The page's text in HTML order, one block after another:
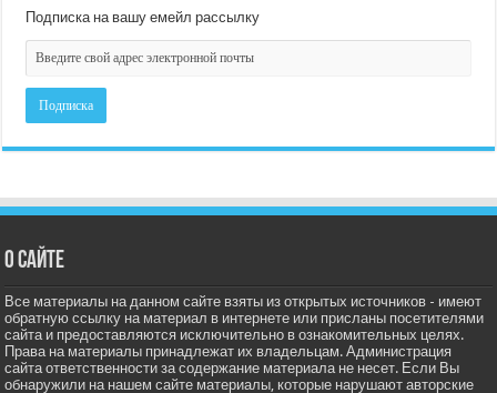
Подписка на вашу емейл рассылку
О сайте
Все материалы на данном сайте взяты из открытых источников - имеют
обратную ссылку на материал в интернете или присланы посетителями
сайта и предоставляются исключительно в ознакомительных целях.
Права на материалы принадлежат их владельцам. Администрация
сайта ответственности за содержание материала не несет. Если Вы
обнаружили на нашем сайте материалы, которые нарушают авторские